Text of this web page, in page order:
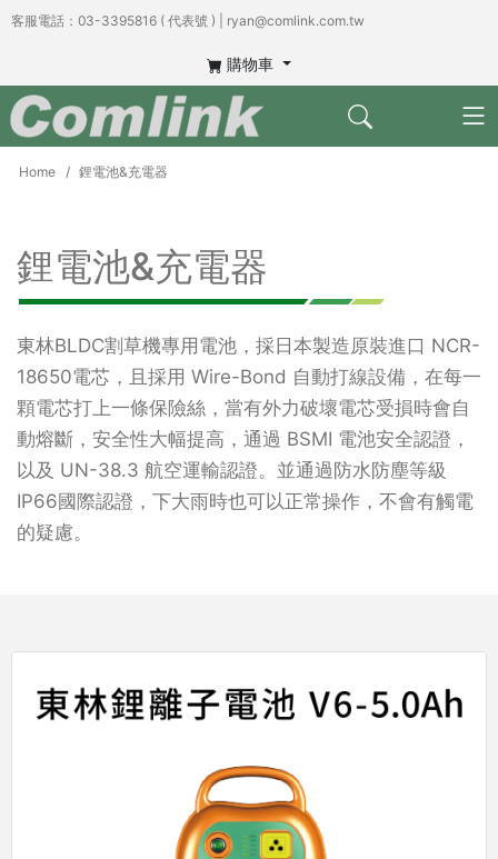
客服電話：03-3395816 ( 代表號 ) | ryan@comlink.com.tw
購物車
Home 鋰電池&充電器
鋰電池&充電器
東林BLDC割草機專用電池，採日本製造原裝進口 NCR-
18650電芯，且採用 Wire-Bond 自動打線設備，在每一
顆電芯打上一條保險絲，當有外力破壞電芯受損時會自
動熔斷，安全性大幅提高，通過 BSMI 電池安全認證，
以及 UN-38.3 航空運輸認證。並通過防水防塵等級
IP66國際認證，下大雨時也可以正常操作，不會有觸電
的疑慮。